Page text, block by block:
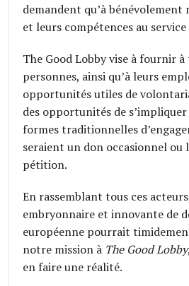
demandent qu’à
et leurs compétences au service
The Good Lobby vise à fournir à
personnes, ainsi qu’à leurs
opportunités utiles de
des opportunités de
formes traditionnelles
seraient un don occasionnel ou
pétition.
En rassemblant tous ces
embryonnaire et innovante de
européenne pourrait
notre mission à The Good Lobby
en faire une réalité.